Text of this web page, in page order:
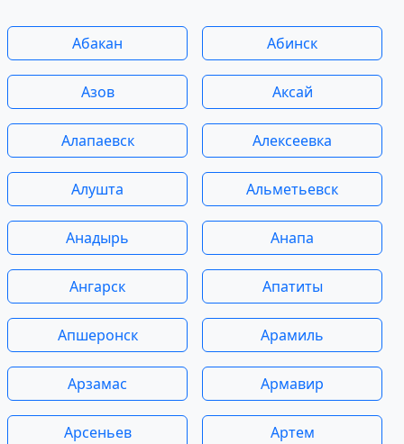
Абакан Абинск
Азов Аксай
Алапаевск Алексеевка
Алушта Альметьевск
Анадырь Анапа
Ангарск Апатиты
Апшеронск Арамиль
Арзамас Армавир
Арсеньев Артем